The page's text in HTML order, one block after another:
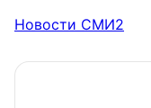
Новости СМИ2